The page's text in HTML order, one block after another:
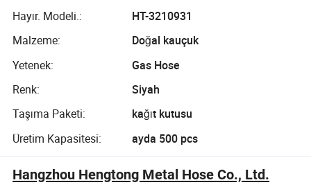
Hayır. Modeli.:
HT-3210931
Malzeme:
Doğal kauçuk
Yetenek:
Gas Hose
Renk:
Siyah
Taşıma Paketi:
kağıt kutusu
Üretim Kapasitesi:
ayda 500 pcs
Hangzhou Hengtong Metal Hose Co., Ltd.